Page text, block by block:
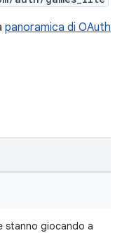
panoramica di OAuth
stanno giocando a